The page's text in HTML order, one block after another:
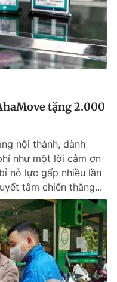
tặng 2.000
nội thành, dành
như một lời cảm ơn
nỗ lực gấp nhiều lần
tâm chiến thắng...